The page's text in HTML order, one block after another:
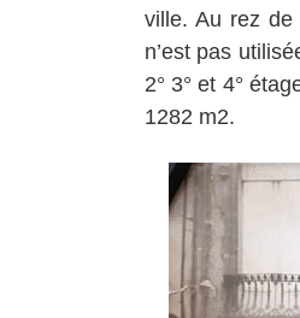
ville. Au rez de
n’est pas
2° 3° et 4°
1282 m2.